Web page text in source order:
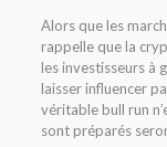
Alors que les
rappelle que la
les investisseurs à
laisser influencer
véritable bull run
sont préparés